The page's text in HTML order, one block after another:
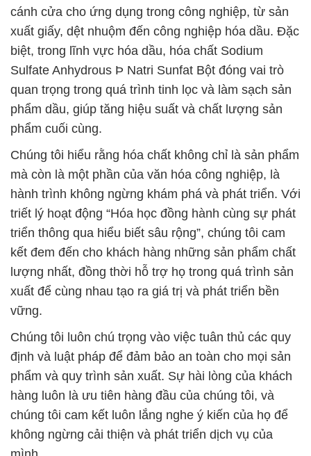
cánh cửa cho ứng dụng trong công nghiệp, từ sản
xuất giấy, dệt nhuộm đến công nghiệp hóa dầu. Đặc
biệt, trong lĩnh vực hóa dầu, hóa chất Sodium
Sulfate Anhydrous Þ Natri Sunfat Bột đóng vai trò
quan trọng trong quá trình tinh lọc và làm sạch sản
phẩm dầu, giúp tăng hiệu suất và chất lượng sản
phẩm cuối cùng.
Chúng tôi hiểu rằng hóa chất không chỉ là sản phẩm
mà còn là một phần của văn hóa công nghiệp, là
hành trình không ngừng khám phá và phát triển. Với
triết lý hoạt động “Hóa học đồng hành cùng sự phát
triển thông qua hiểu biết sâu rộng”, chúng tôi cam
kết đem đến cho khách hàng những sản phẩm chất
lượng nhất, đồng thời hỗ trợ họ trong quá trình sản
xuất để cùng nhau tạo ra giá trị và phát triển bền
vững.
Chúng tôi luôn chú trọng vào việc tuân thủ các quy
định và luật pháp để đảm bảo an toàn cho mọi sản
phẩm và quy trình sản xuất. Sự hài lòng của khách
hàng luôn là ưu tiên hàng đầu của chúng tôi, và
chúng tôi cam kết luôn lắng nghe ý kiến của họ để
không ngừng cải thiện và phát triển dịch vụ của